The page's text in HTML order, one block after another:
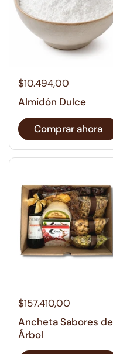
$10.494,00
Almidón Dulce
Comprar ahora
$157.410,00
Ancheta Sabores
Árbol